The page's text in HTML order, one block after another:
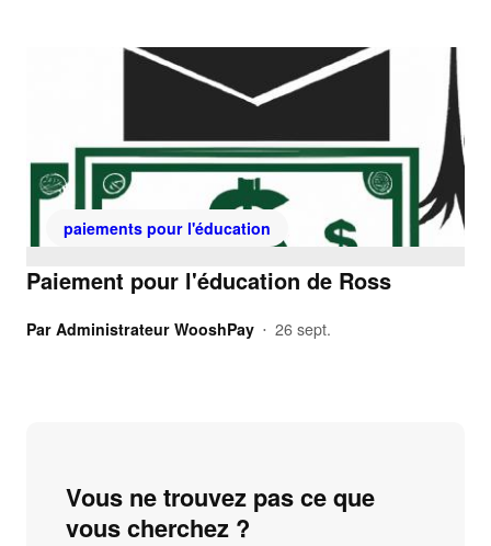
paiements pour l'éducation
Paiement pour l'éducation de Ross
Par Administrateur WooshPay • 26 sept.
Vous ne trouvez pas ce que
vous cherchez ?